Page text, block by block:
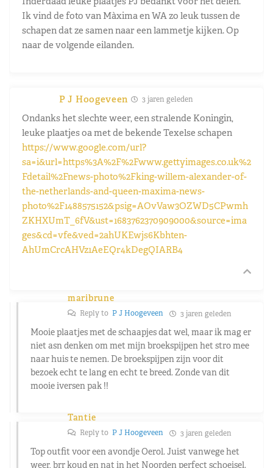
Ik vind de foto van Màxima en WA zo leuk tussen de
schapen dat ze samen naar een lammetje kijken. Op
naar de volgende eilanden.
P J Hoogeveen 3 jaren geleden
Ondanks het slechte weer, een stralende Koningin,
leuke plaatjes oa met de bekende Texelse schapen
https://www.google.com/url?
sa=i&url=https%3A%2F%2Fwww.gettyimages.co.uk%2
Fdetail%2Fnews-photo%2Fking-willem-alexander-of-
the-netherlands-and-queen-maxima-news-
photo%2F1488575152&psig=AOvVaw3OZWD5CPwmh
ZKHXUmT_6fV&ust=1683762370909000&source=ima
ges&cd=vfe&ved=2ahUKEwjs6Kbhten-
AhUmCrcAHVz1AeEQr4kDegQIARB4
maribrune
Reply to P J Hoogeveen 3 jaren geleden
Mooie plaatjes met de schaapjes dat wel, maar ik mag er
niet asn denken om met mijn broekspijpen het stro mee
naar huis te nemen. De broekspijpen zijn voor dit
bezoek echt te lang en echt te breed. Zonde van dit
mooie iversen pak !!
Tantie
Reply to P J Hoogeveen 3 jaren geleden
Top outfit voor een avondje Oerol. Juist vanwege het
weer, brr koud en nat in het Noorden perfect schoeisel.